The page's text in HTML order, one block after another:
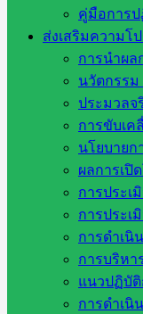
คู่มือการ
ส่งเสริมความโ
การนำผล
นวัตกรรม
ประมวลจ
การขับเค
นโยบายก
ผลการเปิ
การประเ
การประเ
การดำเนิ
การบริหา
แนวปฏิบัติ
การดำเนิ
ตุลาคม 2, 2025ตุ
บทความทางกฏหมาย
อุทธาหรณ์กร
เดือนสิงหาคม
ตุลาคม 2, 2025ตุ
บทความทางกฏหมาย